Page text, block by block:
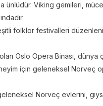
ünlüdür. Viking gemileri,
folklor festivalleri
Oslo Opera Binası, dünya
için geleneksel Norveç
Norveç evlerini,